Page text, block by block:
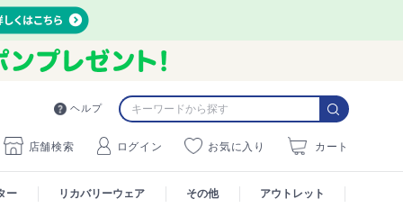
ヘルプ
店舗検索 ログイン お気に入り カート
ー リカバリーウェア その他 アウトレット